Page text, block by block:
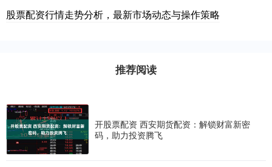
股票配资行情走势分析，最新市场动态与操作策略
推荐阅读
开股票配资 西安期货配资：解锁财富新密
码，助力投资腾飞